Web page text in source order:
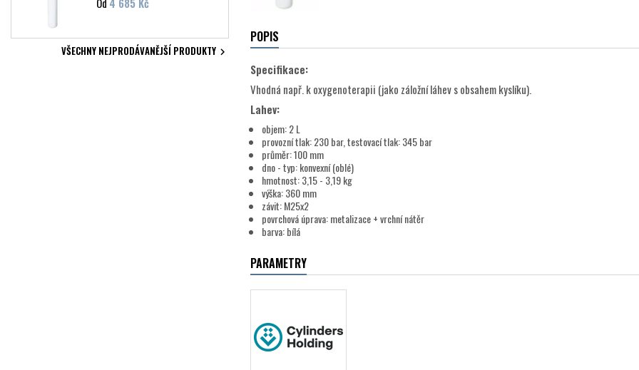
VŠECHNY NEJPRODÁVANĚJŠÍ PRODUKTY 
POPIS
Specifikace:
Vhodná např. k oxygenoterapii (jako záložní láhev s obsahem kyslíku).
Lahev:
objem: 2 L
provozní tlak: 230 bar, testovací tlak: 345 bar
průměr: 100 mm
dno - typ: konvexní (oblé)
hmotnost: 3,15 - 3,19 kg
výška: 360 mm
závit: M25x2
povrchová úprava: metalizace + vrchní nátěr
barva: bílá
PARAMETRY